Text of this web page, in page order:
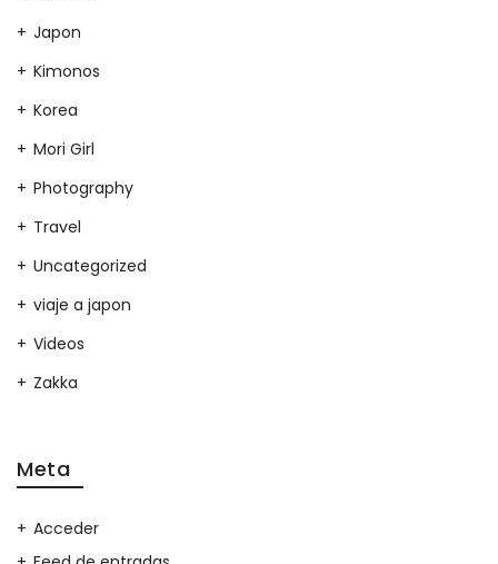
Japon
Kimonos
Korea
Mori Girl
Photography
Travel
Uncategorized
viaje a japon
Videos
Zakka
Meta
Acceder